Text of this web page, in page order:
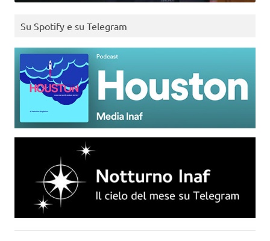
Su Spotify e su Telegram